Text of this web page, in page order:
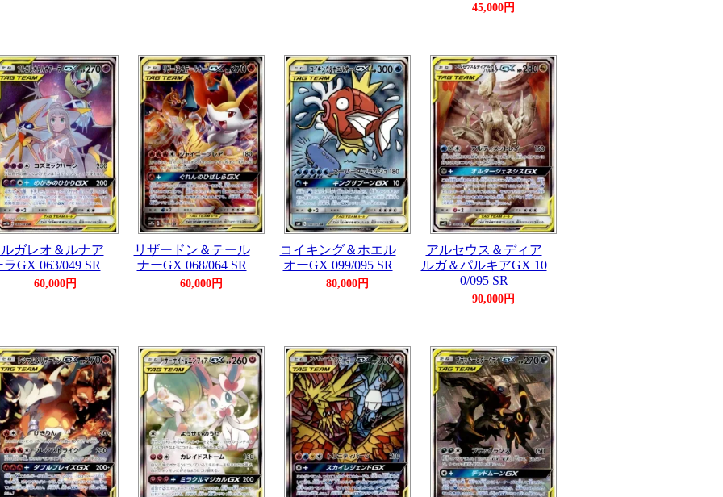
45,000円
ガレオ＆ルナア
ラGX 063/049 SR
60,000円
リザードン＆テール
ナーGX 068/064 SR
60,000円
コイキング＆ホエル
オーGX 099/095 SR
80,000円
アルセウス＆ディア
ルガ＆パルキアGX 10
0/095 SR
90,000円